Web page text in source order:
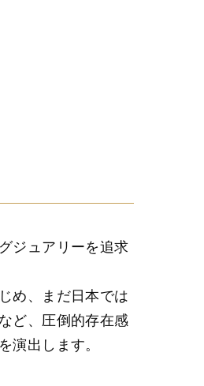
ジュアリーを追求
め、まだ日本では
ど、圧倒的存在感
演出します。